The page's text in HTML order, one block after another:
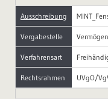
Ausschreibung
Vergabestelle
Verfahrensart
Rechtsrahmen UVgO/